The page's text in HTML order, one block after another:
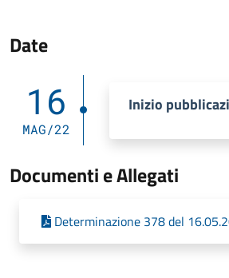
Date
16
MAG/22
Inizio
Documenti e Allegati
Determinazione 378 del